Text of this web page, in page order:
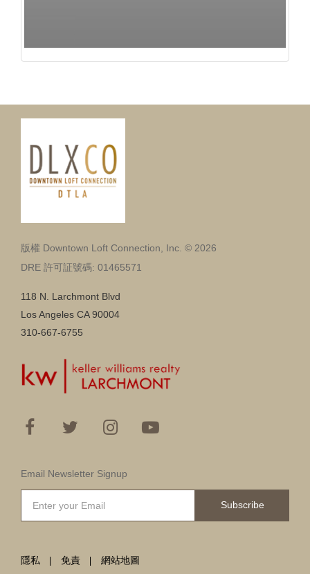
版權 Downtown Loft Connection, Inc. © 2026
DRE 許可証號碼: 01465571
118 N. Larchmont Blvd
Los Angeles CA 90004
310-667-6755
Email Newsletter Signup
Subscribe
隱私 免責 網站地圖